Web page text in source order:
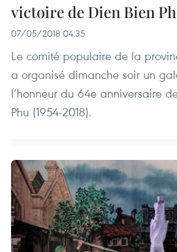
victoire de Dien Bien
07/05/2018 04:35
Le comité populaire de la
a organisé dimanche soir un
l’honneur du 64e anniversaire
Phu (1954-2018).